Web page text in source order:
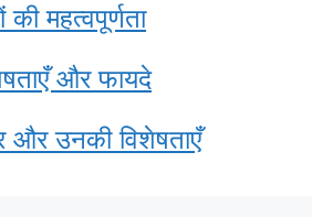
महत्वपूर्णता
और फायदे
और उनकी विशेषताएँ